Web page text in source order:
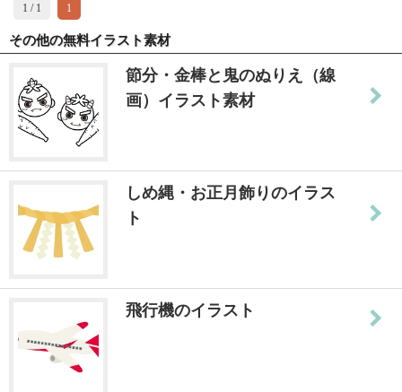
1 / 1 1
その他の無料イラスト素材
節分・金棒と鬼のぬりえ（線
画）イラスト素材
しめ縄・お正月飾りのイラス
ト
飛行機のイラスト